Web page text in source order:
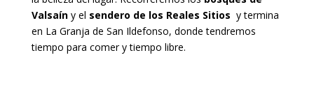
Valsaíny el sendero de los Reales Sitios y termina
en La Granja de San Ildefonso, donde tendremos
tiempo para comer y tiempo libre.